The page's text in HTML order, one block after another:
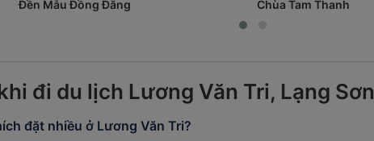
Đền Mẫu Đồng Đăng Chùa Tam Thanh
đi du lịch Lương Văn Tri, Lạng Sơn
đặt nhiều ở Lương Văn Tri?